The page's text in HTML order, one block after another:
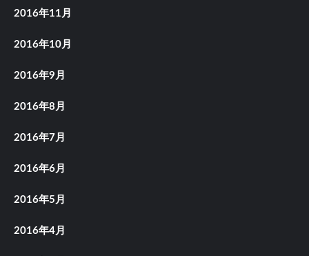
2016年11月
2016年10月
2016年9月
2016年8月
2016年7月
2016年6月
2016年5月
2016年4月